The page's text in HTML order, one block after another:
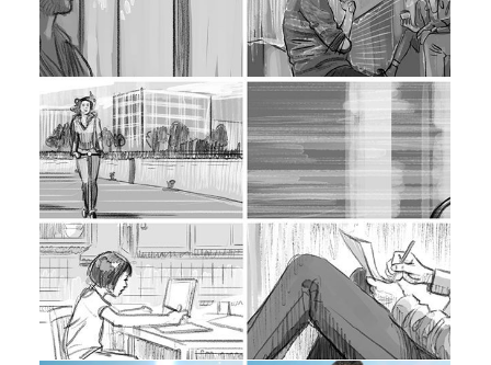
possible during
your visit. If
you reject
these cookies,
some
functionalities
will disappear
from the
website.
Marketing
Al compartir tus
intereses y
comportamiento
mientras visitas
nuestro sitio,
aumentas la
posibilidad de
ver contenido y
ofertas
personalizados.